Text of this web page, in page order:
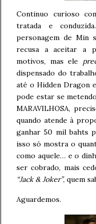
Continuo curioso
tratada e
personagem de Min
recusa a aceitar a
motivos, mas ele
dispensado do
até o Hidden Dragon
pode estar se
MARAVILHOSA,
quando atende à
ganhar 50 mil bahts
isso só mostra o
como aquele… e o
ser cobrado, mais
“Jack & Joker”, quem
Aguardemos.